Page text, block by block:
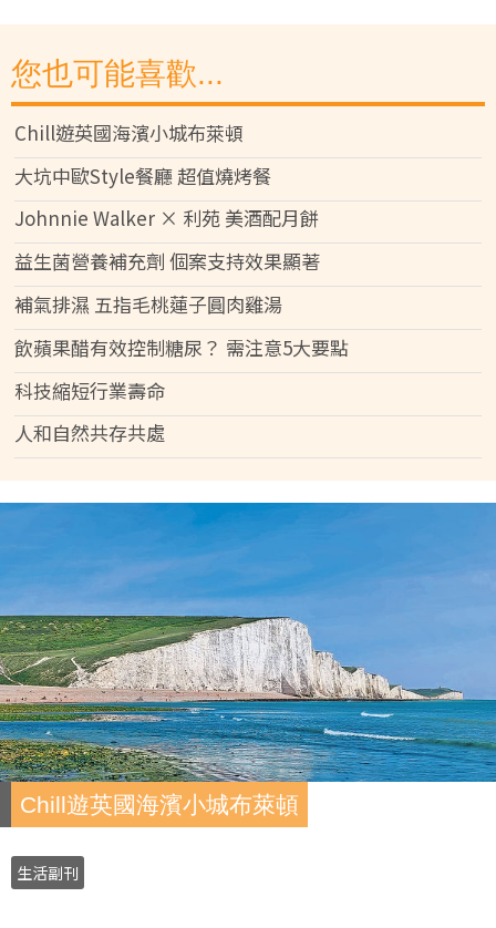
您也可能喜歡...
Chill遊英國海濱小城布萊頓
大坑中歐Style餐廳 超值燒烤餐
Johnnie Walker × 利苑 美酒配月餅
益生菌營養補充劑 個案支持效果顯著
補氣排濕 五指毛桃蓮子圓肉雞湯
飲蘋果醋有效控制糖尿？ 需注意5大要點
科技縮短行業壽命
人和自然共存共處
Chill遊英國海濱小城布萊頓
生活副刊